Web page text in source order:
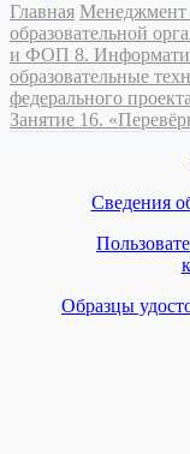
Главная Менеджмент
образовательной
и ФОП 8.
образовательные
федерального
Занятие 16.
Сведения
Образцы